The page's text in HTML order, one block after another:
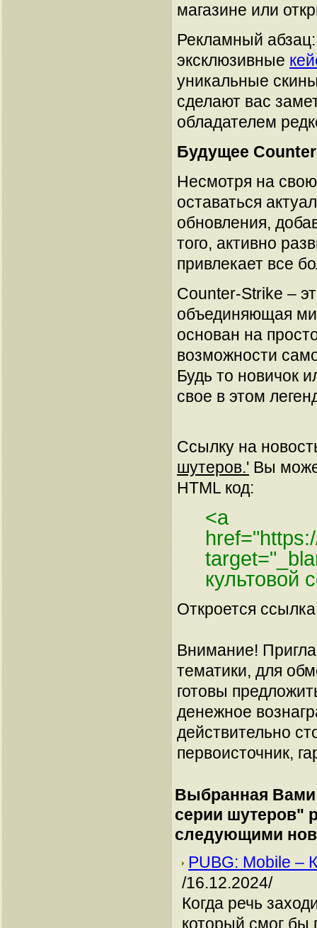
магазине или
Рекламный
эксклюзивные
уникальные
сделают вас
обладателем
Будущее
Несмотря на
оставаться
обновления,
того, активно
привлекает все
Counter-Strike –
объединяющая
основан на
возможности
Будь то новичок
свое в этом
Ссылку на
шутеров.' Вы
HTML код:
<a
культовой
Откроется
Внимание!
тематики, для
готовы
денежное
действительно
первоисточник,
Выбранная Вами
серии шутеров"
следующими
PUBG: Mobile –
/16.12.2024/
Когда речь
который смог бы